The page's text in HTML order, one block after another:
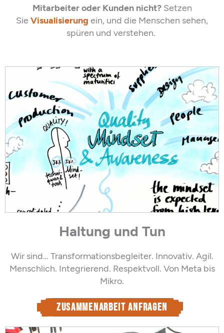
Mitarbeiter oder Kunden nicht?Setzen
Sie Visualisierung ein, und die Menschen sehen,
spüren und verstehen.
Haltung und Tun
Wir sind… Transformationsbegleiter. Innovativ. Agil.
Menschlich. Integrierend. Respektvoll. Von Meta bis
Mikro.
Zusammenarbeit anfragen